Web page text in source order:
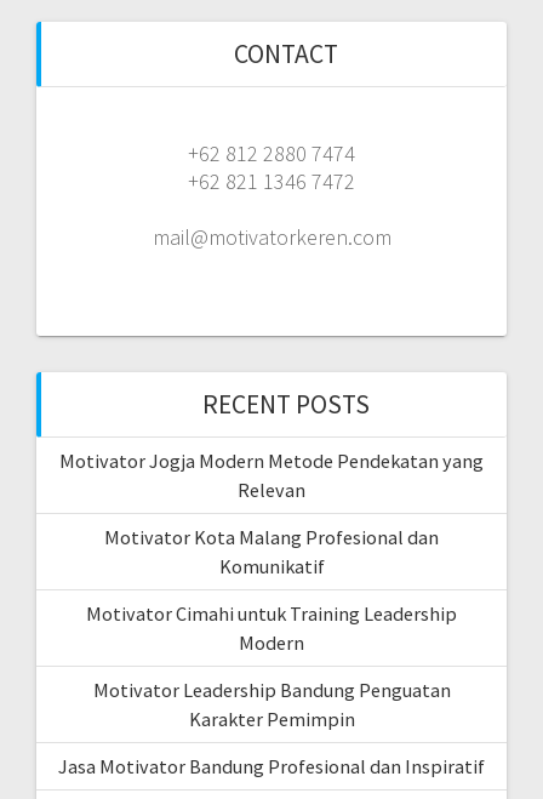
CONTACT
+62 812 2880 7474
+62 821 1346 7472
mail@motivatorkeren.com
RECENT POSTS
Motivator Jogja Modern Metode Pendekatan yang
Relevan
Motivator Kota Malang Profesional dan
Komunikatif
Motivator Cimahi untuk Training Leadership
Modern
Motivator Leadership Bandung Penguatan
Karakter Pemimpin
Jasa Motivator Bandung Profesional dan Inspiratif